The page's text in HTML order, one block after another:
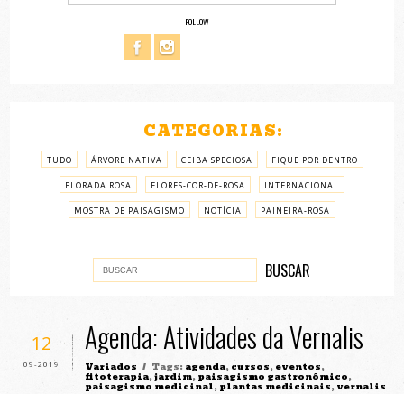
FOLLOW
CATEGORIAS:
TUDO ÁRVORE NATIVA CEIBA SPECIOSA FIQUE POR DENTRO
FLORADA ROSA FLORES-COR-DE-ROSA INTERNACIONAL
MOSTRA DE PAISAGISMO NOTÍCIA PAINEIRA-ROSA
12
09-2019
Agenda: Atividades da Vernalis
Variados / Tags: agenda, cursos, eventos,
fitoterapia,jardim, paisagismo gastronômico,
paisagismo medicinal, plantas medicinais, vernalis